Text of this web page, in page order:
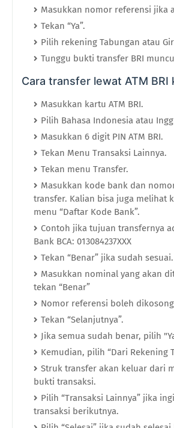
Masukkan nomor referensi jika
Tekan “Ya”.
Pilih rekening Tabungan atau
Tunggu bukti transfer BRI
Cara transfer lewat ATM BRI
Masukkan kartu ATM BRI.
Pilih Bahasa Indonesia atau
Masukkan 6 digit PIN ATM BRI.
Tekan Menu Transaksi Lainnya.
Tekan menu Transfer.
Masukkan kode bank dan
transfer. Kalian bisa juga melihat
menu “Daftar Kode Bank”.
Contoh jika tujuan transfernya
Bank BCA: 013084237XXX
Tekan “Benar” jika sudah sesuai.
Masukkan nominal yang akan
tekan “Benar”
Nomor referensi boleh
Tekan “Selanjutnya”.
Jika semua sudah benar, pilih
Kemudian, pilih “Dari Rekening
Struk transfer akan keluar dari
bukti transaksi.
Pilih “Transaksi Lainnya” jika
transaksi berikutnya.